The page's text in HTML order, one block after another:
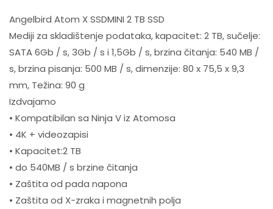
Angelbird Atom X SSDMINI 2 TB SSD
Mediji za skladištenje podataka, kapacitet: 2 TB, sučelje:
SATA 6Gb / s, 3Gb / s i 1,5Gb / s, brzina čitanja: 540 MB /
s, brzina pisanja: 500 MB / s, dimenzije: 80 x 75,5 x 9,3
mm, Težina: 90 g
Izdvajamo
• Kompatibilan sa Ninja V iz Atomosa
• 4K + videozapisi
• Kapacitet:2 TB
• do 540MB / s brzine čitanja
• Zaštita od pada napona
• Zaštita od X-zraka i magnetnih polja